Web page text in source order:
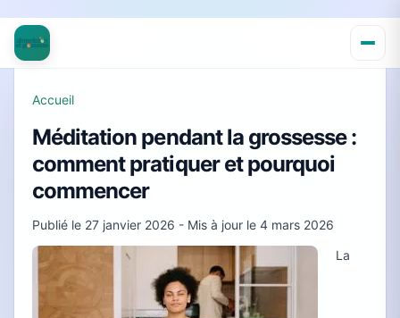
Accueil
Méditation pendant la grossesse :
comment pratiquer et pourquoi
commencer
Publié le 27 janvier 2026 - Mis à jour le 4 mars 2026
La